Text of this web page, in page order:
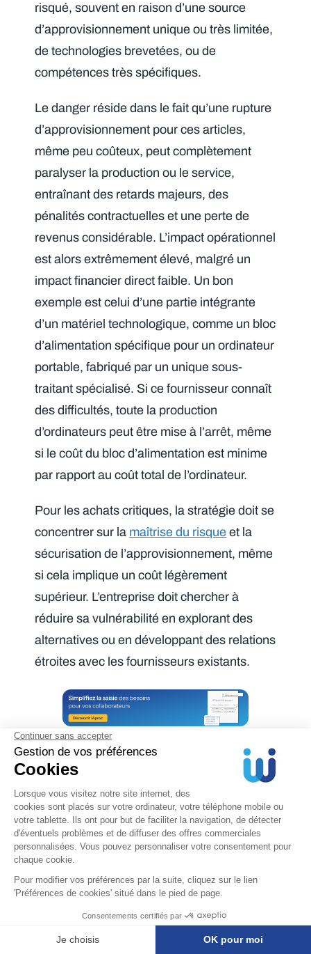
risqué, souvent en raison d’une source
d’approvisionnement unique ou très limitée,
de technologies brevetées, ou de
compétences très spécifiques.
Le danger réside dans le fait qu’une rupture
d’approvisionnement pour ces articles,
même peu coûteux, peut complètement
paralyser la production ou le service,
entraînant des retards majeurs, des
pénalités contractuelles et une perte de
revenus considérable. L’impact opérationnel
est alors extrêmement élevé, malgré un
impact financier direct faible. Un bon
exemple est celui d’une partie intégrante
d’un matériel technologique, comme un bloc
d’alimentation spécifique pour un ordinateur
portable, fabriqué par un unique sous-
traitant spécialisé. Si ce fournisseur connaît
des difficultés, toute la production
d’ordinateurs peut être mise à l’arrêt, même
si le coût du bloc d’alimentation est minime
par rapport au coût total de l’ordinateur.
Pour les achats critiques, la stratégie doit se
concentrer sur la maîtrise du risque et la
sécurisation de l’approvisionnement, même
si cela implique un coût légèrement
supérieur. L’entreprise doit chercher à
réduire sa vulnérabilité en explorant des
alternatives ou en développant des relations
étroites avec les fournisseurs existants.
Stratégies d’Achats
Adaptées à Chaque
Quadrant
La puissance de la Matrice de Kraljic réside
dans sa capacité à non seulement classifier
pour chaque
catégorie. Il est impératif de comprendre